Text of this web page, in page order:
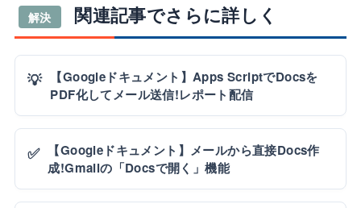
解決 関連記事でさらに詳しく
💡
【Googleドキュメント】Apps ScriptでDocsを
PDF化してメール送信!レポート配信
✅
【Googleドキュメント】メールから直接Docs作
成!Gmailの「Docsで開く」機能